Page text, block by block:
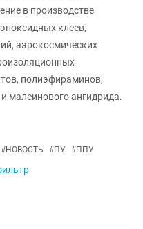
в производстве
клеев,
аэрокосмических
полиэфираминов,
малеинового ангидрида.
#НОВОСТЬ #ПУ #ППУ